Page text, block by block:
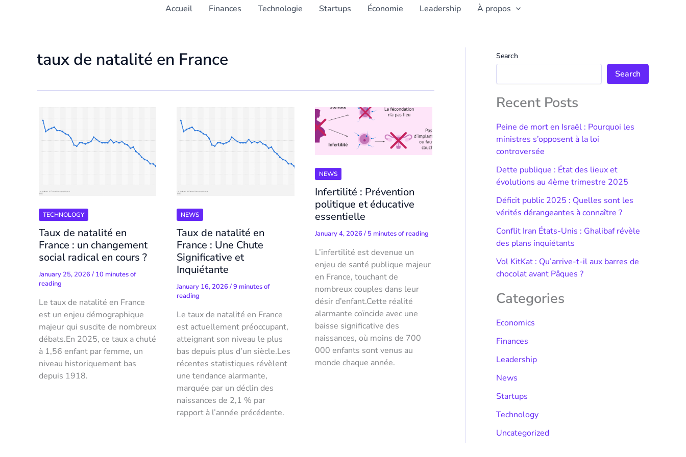
Accueil Finances Technologie Startups Économie Leadership À propos
taux de natalité en France
TECHNOLOGY
Taux de natalité en
France : un changement
social radical en cours ?
January 25, 2026/ 10 minutes of
reading
Le taux de natalité en France
est un enjeu démographique
majeur qui suscite de nombreux
débats.En 2025, ce taux a chuté
à 1,56 enfant par femme, un
niveau historiquement bas
depuis 1918.
NEWS
Taux de natalité en
France : Une Chute
Significative et
Inquiétante
January 16, 2026/9 minutes of
reading
Le taux de natalité en France
est actuellement préoccupant,
atteignant son niveau le plus
bas depuis plus d’un siècle.Les
récentes statistiques révèlent
une tendance alarmante,
marquée par un déclin des
naissances de 2,1 % par
rapport à l’année précédente.
NEWS
Infertilité : Prévention
politique et éducative
essentielle
January 4, 2026/ 5 minutes of reading
L’infertilité est devenue un
enjeu de santé publique majeur
en France, touchant de
nombreux couples dans leur
désir d’enfant.Cette réalité
alarmante coïncide avec une
baisse significative des
naissances, où moins de 700
000 enfants sont venus au
monde chaque année.
Search
Search
Recent Posts
Peine de mort en Israël : Pourquoi les
ministres s’opposent à la loi
controversée
Dette publique : État des lieux et
évolutions au 4ème trimestre 2025
Déficit public 2025 : Quelles sont les
vérités dérangeantes à connaître ?
Conflit Iran États-Unis : Ghalibaf révèle
des plans inquiétants
Vol KitKat : Qu’arrive-t-il aux barres de
chocolat avant Pâques ?
Categories
Economics
Finances
Leadership
News
Startups
Technology
Uncategorized